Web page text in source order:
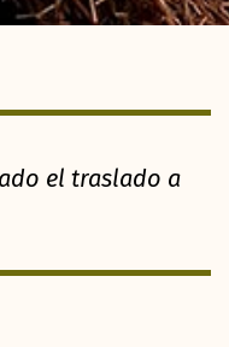
el traslado a